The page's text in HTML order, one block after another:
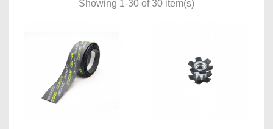
Showing 1-30 of 30 item(s)